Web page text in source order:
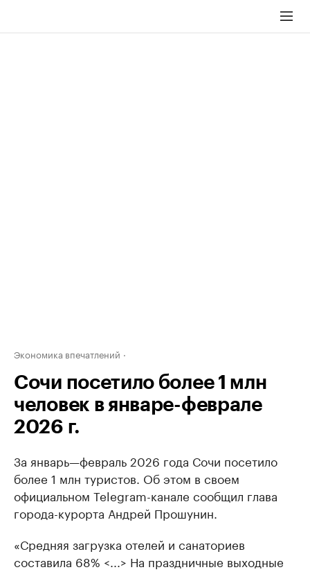
Экономика впечатлений
Сочи посетило более 1 млн
человек в январе-феврале
2026 г.
За январь—февраль 2026 года Сочи посетило
более 1 млн туристов. Об этом в своем
официальном Telegram-канале сообщил глава
города-курорта Андрей Прошунин.
«Средняя загрузка отелей и санаториев
составила 68% <...> На праздничные выходные